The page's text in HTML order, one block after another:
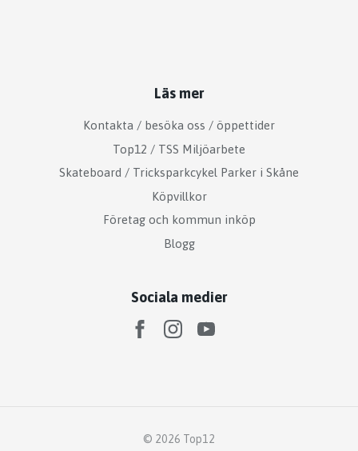
Läs mer
Kontakta / besöka oss / öppettider
Top12 / TSS Miljöarbete
Skateboard / Tricksparkcykel Parker i Skåne
Köpvillkor
Företag och kommun inköp
Blogg
Sociala medier
© 2026 Top12